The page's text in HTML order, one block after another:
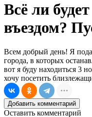
Всё ли
въездом?
Всем добрый день! Я
города, в которых
вот я буду находиться 3
хочу посетить
Добавить комментарий
Оставить комментарий